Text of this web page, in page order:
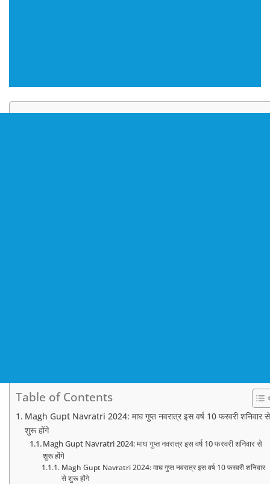
Table of Contents
Magh Gupt Navratri 2024: माघ गुप्त नवरात्र इस वर्ष 10 फरवरी शनिवार से
शुरू होंगे
Magh Gupt Navratri 2024: माघ गुप्त नवरात्र इस वर्ष 10 फरवरी शनिवार से
शुरू होंगे
Magh Gupt Navratri 2024: माघ गुप्त नवरात्र इस वर्ष 10 फरवरी शनिवार
से शुरू होंगे